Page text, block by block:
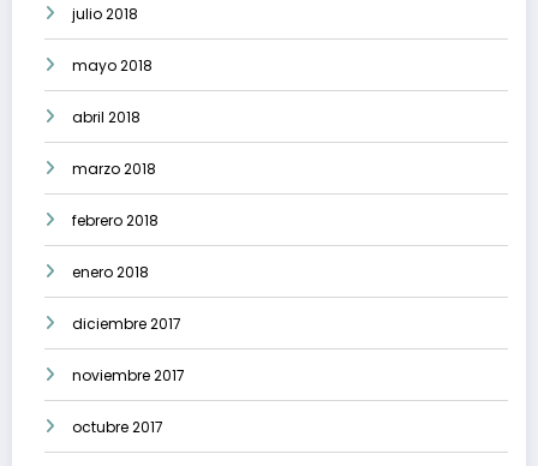
julio 2018
mayo 2018
abril 2018
marzo 2018
febrero 2018
enero 2018
diciembre 2017
noviembre 2017
octubre 2017